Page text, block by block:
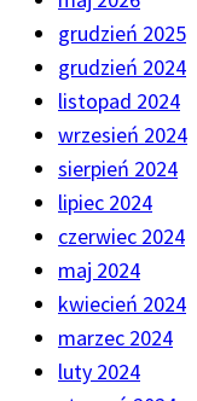
grudzień 2025
grudzień 2024
listopad 2024
wrzesień 2024
sierpień 2024
lipiec 2024
czerwiec 2024
maj 2024
kwiecień 2024
marzec 2024
luty 2024